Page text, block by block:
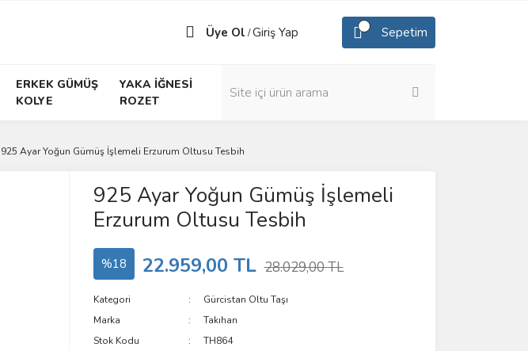
Üye Ol /Giriş Yap Sepetim
ERKEK GÜMÜŞ
KOLYE
YAKA İĞNESİ
ROZET
925 Ayar Yoğun Gümüş İşlemeli Erzurum Oltusu Tesbih
925 Ayar Yoğun Gümüş İşlemeli
Erzurum Oltusu Tesbih
%18 22.959,00 TL 28.029,00 TL
Kategori
Gürcistan Oltu Taşı
Marka
Takıhan
Stok Kodu
TH864